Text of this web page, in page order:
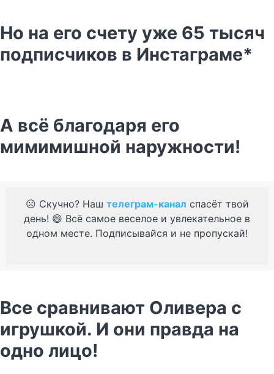
Но на его счету уже 65 тысяч
подписчиков в Инстаграме*
А всё благодаря его
мимимишной наружности!
☹️ Скучно? Наш телеграм-канал спасёт твой
день! 😄 Всё самое веселое и увлекательное в
одном месте. Подписывайся и не пропускай!
Все сравнивают Оливера с
игрушкой. И они правда на
одно лицо!